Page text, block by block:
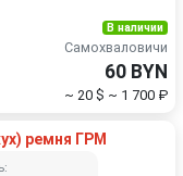
В наличии
Самохваловичи
60 BYN
~ 20 $ ~ 1 700 ₽
ремня ГРМ